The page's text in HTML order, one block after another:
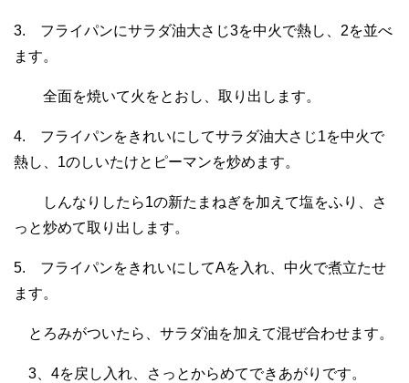
3. フライパンにサラダ油大さじ3を中火で熱し、2を並べ
ます。
全面を焼いて火をとおし、取り出します。
4. フライパンをきれいにしてサラダ油大さじ1を中火で
熱し、1のしいたけとピーマンを炒めます。
しんなりしたら1の新たまねぎを加えて塩をふり、さ
っと炒めて取り出します。
5. フライパンをきれいにしてAを入れ、中火で煮立たせ
ます。
とろみがついたら、サラダ油を加えて混ぜ合わせます。
3、4を戻し入れ、さっとからめてできあがりです。